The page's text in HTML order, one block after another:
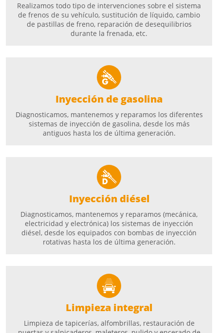
Realizamos todo tipo de intervenciones sobre el sistema
de frenos de su vehículo, sustitución de líquido, cambio
de pastillas de freno, reparación de desequilibrios
durante la frenada, etc.
Inyección de gasolina
Diagnosticamos, mantenemos y reparamos los diferentes
sistemas de inyección de gasolina, desde los más
antiguos hasta los de última generación.
Inyección diésel
Diagnosticamos, mantenemos y reparamos (mecánica,
electricidad y electrónica) los sistemas de inyección
diésel, desde los equipados con bombas de inyección
rotativas hasta los de última generación.
Limpieza integral
Limpieza de tapicerías, alfombrillas, restauración de